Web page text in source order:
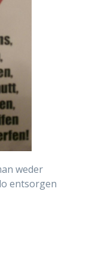
weder
entsorgen